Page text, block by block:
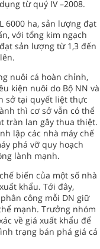
từ quý IV –2008.
6000 ha, sản lượng đạt
với tổng kim ngạch
sản lượng từ 1,3 đến
nuôi cá hoàn chỉnh,
kiện nuôi do Bộ NN và
sở tại quyết liệt thực
thì cơ sở vẫn có thể
tràn lan gây thua thiệt.
lập các nhà máy chế
phá vỡ quy hoạch
lành mạnh.
biến của một số nhà
khẩu. Tới đây,
công mỗi DN giữ
mạnh. Trưởng nhóm
về giá xuất khẩu để
trạng bán phá giá cá